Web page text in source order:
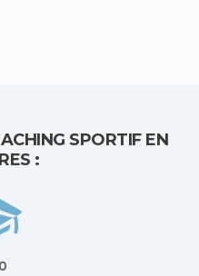
SPORTIF EN
: